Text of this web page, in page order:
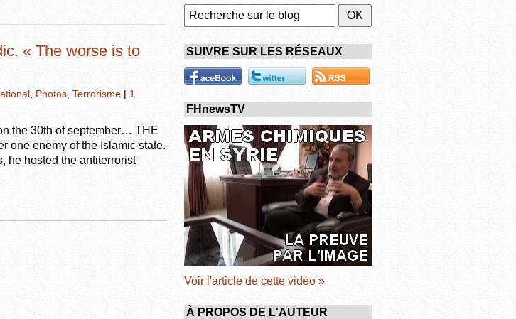
« The worse is to
Photos Terrorisme | 1
the 30th of september… THE
one enemy of the Islamic state.
he hosted the antiterrorist
SUIVRE SUR LES RÉSEAUX
FHnewsTV
Voir l'article de cette vidéo »
À PROPOS DE L'AUTEUR